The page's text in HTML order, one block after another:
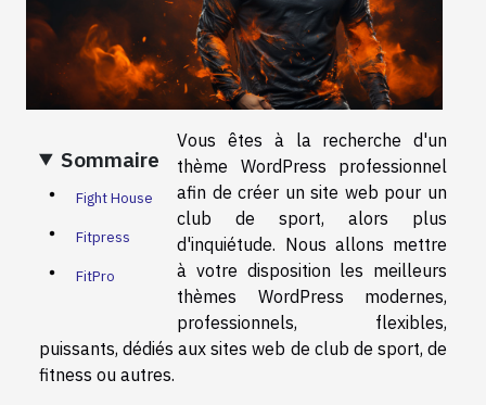
Sommaire
Fight House
Fitpress
FitPro
Vous êtes à la recherche d'un
thème WordPress professionnel
afin de créer un site web pour un
club de sport, alors plus
d'inquiétude. Nous allons mettre
à votre disposition les meilleurs
thèmes WordPress modernes,
professionnels, flexibles,
puissants, dédiés aux sites web de club de sport, de
fitness ou autres.